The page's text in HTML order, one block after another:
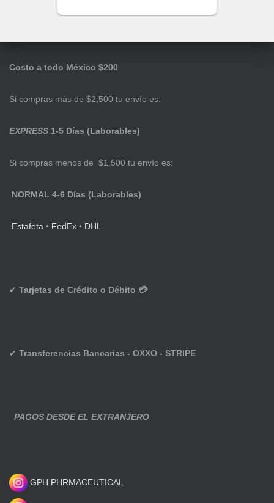
Costo a todo México $200
Si compras más de $2,500 tu envío es:
EXPRESS 1-5 Días (Laborables)
Si compras menos de $1,500 tu envío es:
NORMAL 4-6 Días (Laborables)
Estafeta • FedEx • DHL
✔ Tarjetas de Crédito o Débito 💳
✔ Transferencias Bancarias - OXXO - STRIPE
PAGOS DESDE EL EXTRANJERO
GPH PHRMACEUTICAL